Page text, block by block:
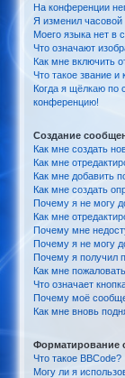
На конференции
Я изменил часовой
Моего языка нет в
Что означают
Как мне включить
Что такое звание и
Когда я щёлкаю по
конференцию!
Создание
Как мне создать
Как мне
Как мне добавить
Как мне создать
Почему я не могу
Как мне
Почему мне
Почему я не могу
Почему я получил
Как мне
Что означает
Почему моё
Как мне вновь
Форматирование
Что такое BBCode?
Могу ли я